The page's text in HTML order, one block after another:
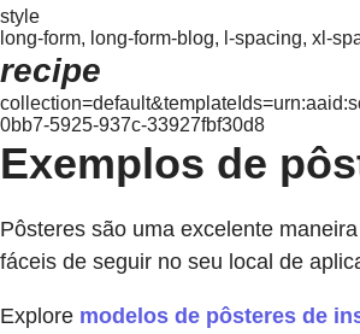
style
long-form, long-form-blog, l-spacing, xl-
recipe
0bb7-5925-937c-33927fbf30d8
Exemplos de
Pôsteres são uma excelente
fáceis de seguir no seu local de
Explore modelos de pôsteres de